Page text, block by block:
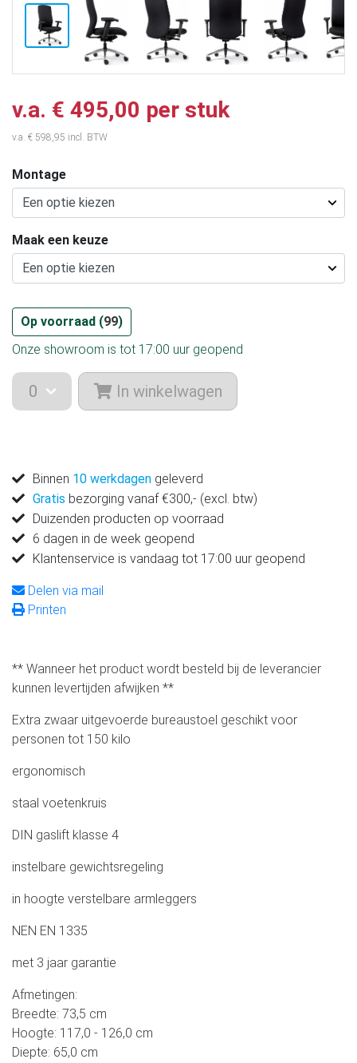
v.a. € 495,00 per stuk
v.a. € 598,95 incl. BTW
Montage
Maak een keuze
Op voorraad (99)
Onze showroom is tot 17:00 uur geopend
In winkelwagen
Binnen 10 werkdagen geleverd
Gratis bezorging vanaf €300,- (excl. btw)
Duizenden producten op voorraad
6 dagen in de week geopend
Klantenservice is vandaag tot 17:00 uur geopend
Delen via mail
Printen
** Wanneer het product wordt besteld bij de leverancier
kunnen levertijden afwijken **
Extra zwaar uitgevoerde bureaustoel geschikt voor
personen tot 150 kilo
ergonomisch
staal voetenkruis
DIN gaslift klasse 4
instelbare gewichtsregeling
in hoogte verstelbare armleggers
NEN EN 1335
met 3 jaar garantie
Afmetingen:
Breedte: 73,5 cm
Hoogte: 117,0 - 126,0 cm
Diepte: 65,0 cm